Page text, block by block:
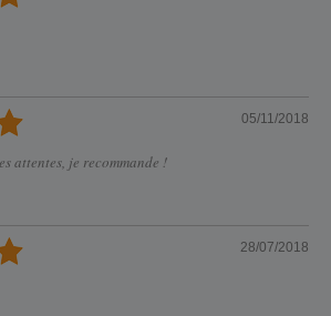
05/11/2018
attentes, je recommande !
28/07/2018